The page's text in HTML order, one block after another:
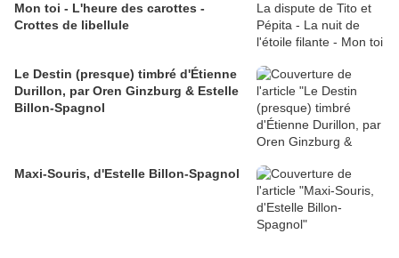
Mon toi - L'heure des carottes -
Crottes de libellule
Le Destin (presque) timbré d'Étienne
Durillon, par Oren Ginzburg & Estelle
Billon-Spagnol
Maxi-Souris, d'Estelle Billon-Spagnol